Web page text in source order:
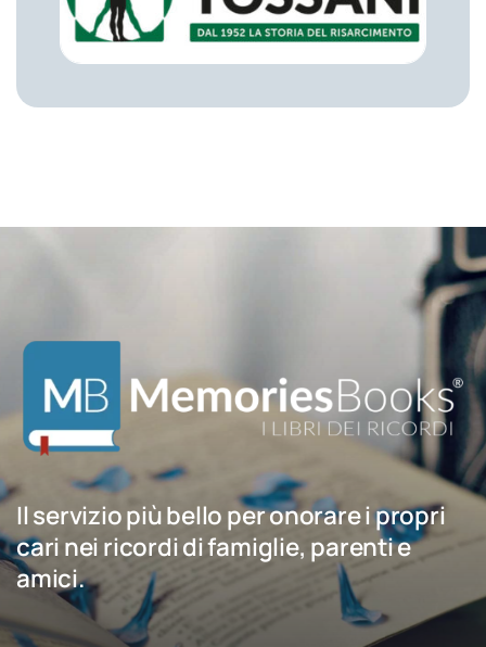
Il servizio più bello per onorare i propri
cari nei ricordi di famiglie, parenti e
amici.